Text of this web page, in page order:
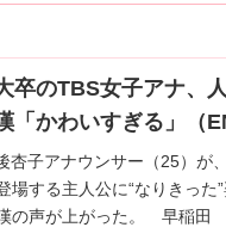
卒のTBS女子アナ、
「かわいすぎる」（
杏子アナウンサー（25）が
場する主人公に“なりきっ
の声が上がった。 早稲田